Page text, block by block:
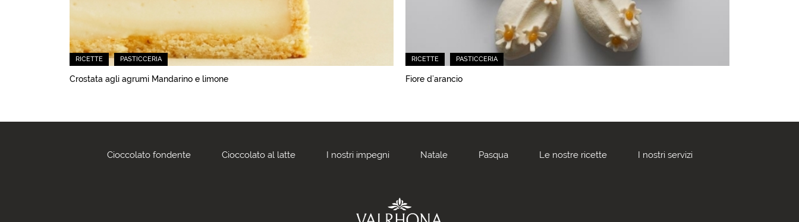
RICETTE PASTICCERIA
Crostata agli agrumi Mandarino e limone
RICETTE PASTICCERIA
Fiore d’arancio
Cioccolato fondente Cioccolato al latte I nostri impegni Natale Pasqua Le nostre ricette I nostri servizi